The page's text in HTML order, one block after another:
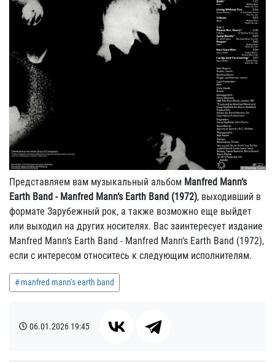
Представляем вам музыкальный альбом Manfred Mann‘s
Earth Band - Manfred Mann‘s Earth Band (1972), выходивший в
формате Зарубежный рок, а также возможно еще выйдет
или выходил на других носителях. Вас заинтересует издание
Manfred Mann‘s Earth Band - Manfred Mann‘s Earth Band (1972),
если с интересом относитесь к следующим исполнителям.
manfred mann‘s earth band
06.01.2026 19:45